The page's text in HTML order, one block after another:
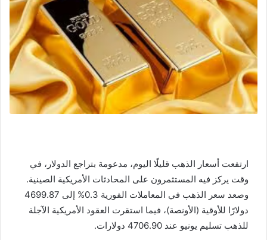
ارتفعت أسعار الذهب قليلًا اليوم، مدعومة بتراجع الدولار، في
وقت يركز فيه المستثمرون على المحادثات الأمريكية الصينية.
وصعد سعر الذهب في المعاملات الفورية 0.3% إلى 4699.87
دولارًا للأوقية (الأونصة)، فيما استقرت العقود الأمريكية الآجلة
للذهب تسليم يونيو عند 4706.90 دولارات.